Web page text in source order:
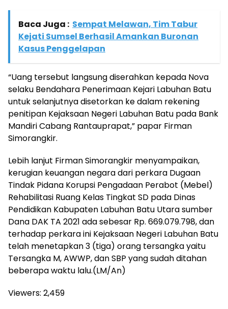
Baca Juga : Sempat Melawan, Tim Tabur
Kejati Sumsel Berhasil Amankan Buronan
Kasus Penggelapan
“Uang tersebut langsung diserahkan kepada Nova
selaku Bendahara Penerimaan Kejari Labuhan Batu
untuk selanjutnya disetorkan ke dalam rekening
penitipan Kejaksaan Negeri Labuhan Batu pada Bank
Mandiri Cabang Rantauprapat,” papar Firman
Simorangkir.
Lebih lanjut Firman Simorangkir menyampaikan,
kerugian keuangan negara dari perkara Dugaan
Tindak Pidana Korupsi Pengadaan Perabot (Mebel)
Rehabilitasi Ruang Kelas Tingkat SD pada Dinas
Pendidikan Kabupaten Labuhan Batu Utara sumber
Dana DAK TA 2021 ada sebesar Rp. 669.079.798, dan
terhadap perkara ini Kejaksaan Negeri Labuhan Batu
telah menetapkan 3 (tiga) orang tersangka yaitu
Tersangka M, AWWP, dan SBP yang sudah ditahan
beberapa waktu lalu.(LM/An)
Viewers: 2,459